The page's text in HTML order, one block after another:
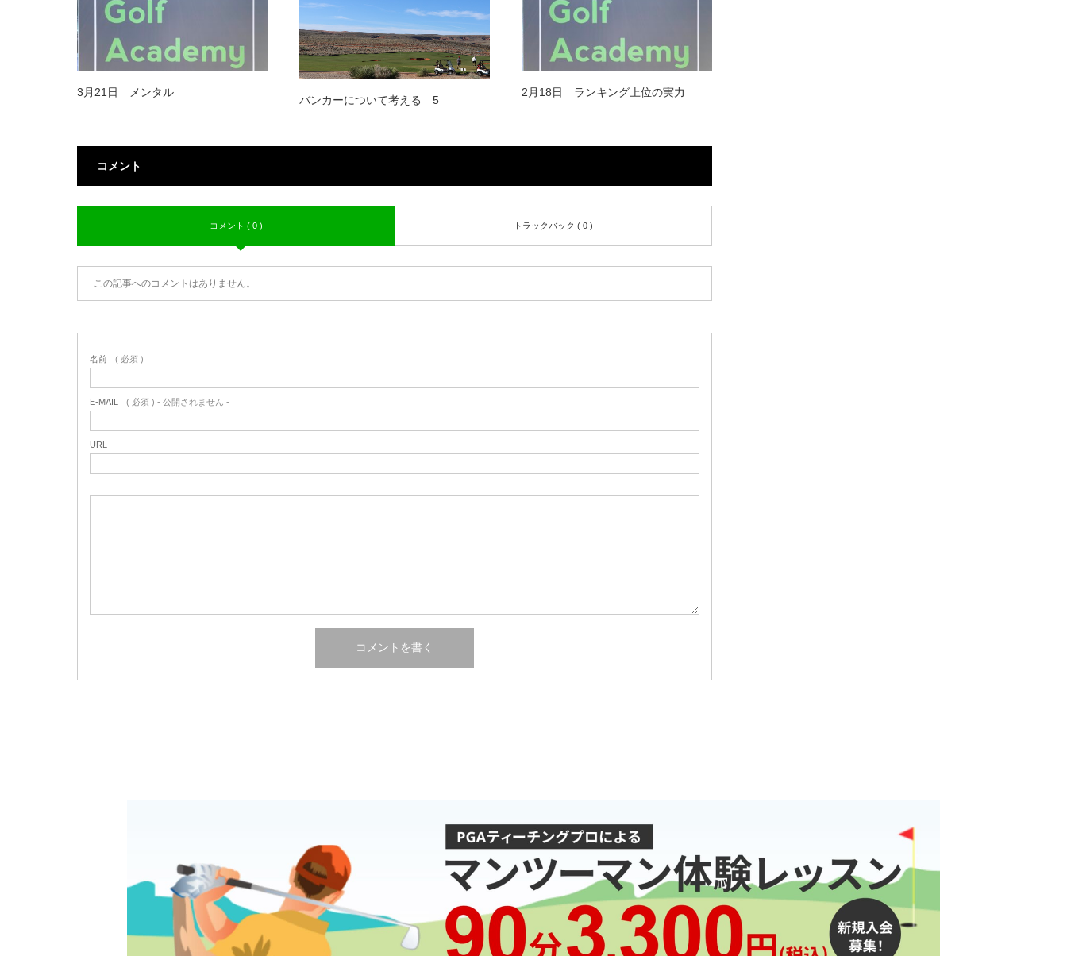
3月21日 メンタル
バンカーについて考える 5
2月18日 ランキング上位の実力
コメント
コメント ( 0 ) トラックバック ( 0 )
この記事へのコメントはありません。
名前 ( 必須 )
E-MAIL ( 必須 ) - 公開されません -
URL